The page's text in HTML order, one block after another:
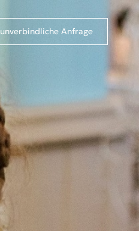
unverbindliche Anfrage